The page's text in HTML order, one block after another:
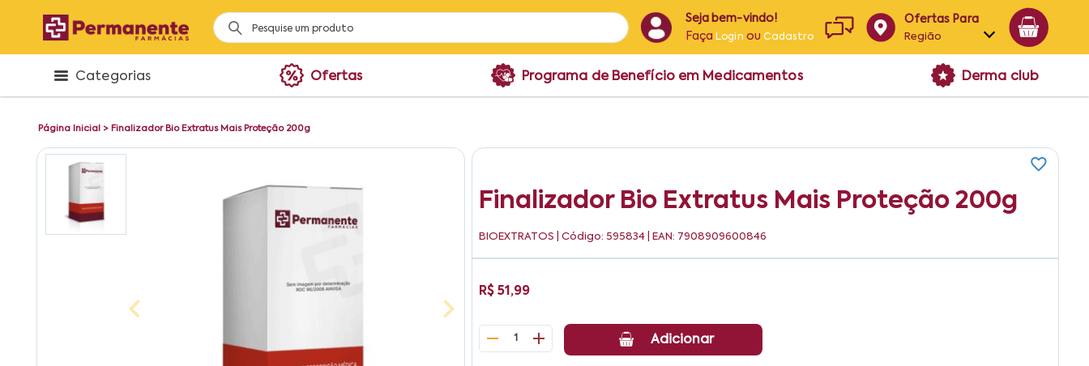
Seja bem-vindo!
Faça Login ouCadastro
Ofertas Para
Região
Alagoas
Categorias Ofertas Programa de Benefício em Medicamentos Derma club
Página Inicial > Finalizador Bio Extratus Mais Proteção 200g
Finalizador Bio Extratus Mais Proteção 200g
BIOEXTRATOS | Código: 595834 | EAN: 7908909600846
R$ 51,99
1 Adicionar